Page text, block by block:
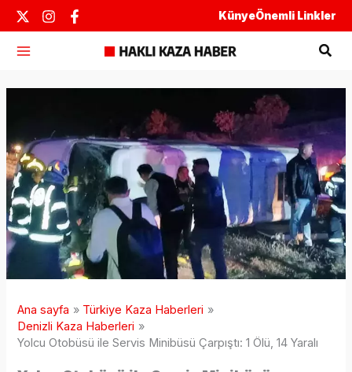
İçeriğe
atla
KünyeÖnemli Linkler
Ana sayfa
Türkiye Kaza Haberleri
Denizli Kaza Haberleri
Yolcu Otobüsü ile Servis Minibüsü Çarpıştı: 1 Ölü, 14 Yaralı